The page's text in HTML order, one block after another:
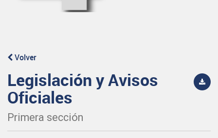
Volver
Legislación y Avisos
Oficiales
Primera sección